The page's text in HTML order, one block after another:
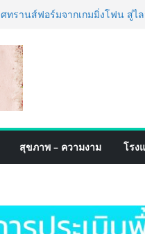
ศทรานส์ฟอร์มจากเกมมิ่งโฟน สู่
เปิดตัวแชมพูอาบน้ำ และ
พลังธรรมชาติ “Zero-Residue”
กค้าง
ฟร์ 4 ภาค @ภาคกลาง “มนต์เสน่
” ชวนชิม ช้อป สินค้าเกษตรคุณภา
หาคมนี้ ณ ลานคนเมือง
ามสำเร็จ Village to the World
อน ESG Tourism สืบสานพระร
ยวไทยอย่างยั่งยืน
าสตร์ระดับโลก
สุขภาพ – ความงาม โรง